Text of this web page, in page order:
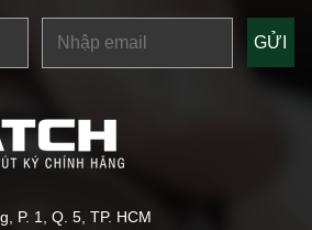
P. 1, Q. 5, TP. HCM